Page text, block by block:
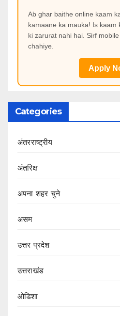
Ab ghar baithe online kaam
kamaane ka mauka! Is kaam
ki zarurat nahi hai. Sirf
chahiye.
Apply
Categories
अंतरराष्ट्रीय
अंतरिक्ष
अपना शहर चुने
असम
उत्तर प्रदेश
उत्तराखंड
ओडिशा